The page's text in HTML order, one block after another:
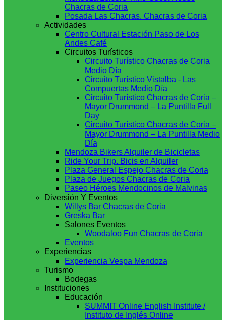
Chacras de Coria
Posada Las Chacras. Chacras de Coria
Actividades
Centro Cultural Estación Paso de Los
Andes Café
Circuitos Turísticos
Circuito Turístico Chacras de Coria
Medio Día
Circuito Turístico Vistalba - Las
Compuertas Medio Día
Circuito Turístico Chacras de Coria –
Mayor Drummond – La Puntilla Full
Day
Circuito Turístico Chacras de Coria –
Mayor Drummond – La Puntilla Medio
Día
Mendoza Bikers Alquiler de Bicicletas
Ride Your Trip. Bicis en Alquiler
Plaza General Espejo Chacras de Coria
Plaza de Juegos Chacras de Coria
Paseo Héroes Mendocinos de Malvinas
Diversión Y Eventos
Willys Bar Chacras de Coria
Greska Bar
Salones Eventos
Woodaloo Fun Chacras de Coria
Eventos
Experiencias
Experiencia Vespa Mendoza
Turismo
Bodegas
Instituciones
Educación
SUMMIT Online English Institute /
Instituto de Inglés Online